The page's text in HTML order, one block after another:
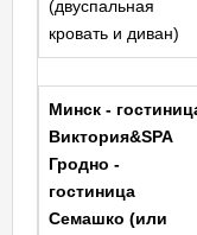
(двуспальная
кровать и диван)
Минск -
Виктория&SPA
Гродно -
гостиница
Семашко (или